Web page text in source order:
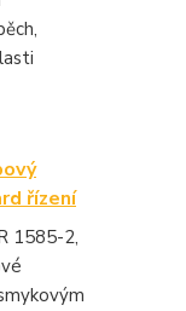
řízení
1585-2,